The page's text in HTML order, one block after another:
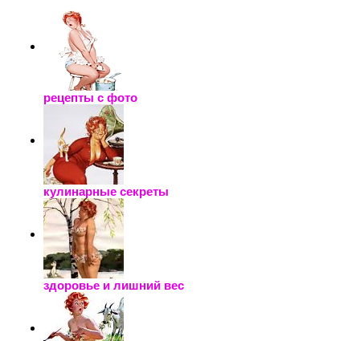
рецепты с фото
кулинарные секреты
здоровье и лишний вес